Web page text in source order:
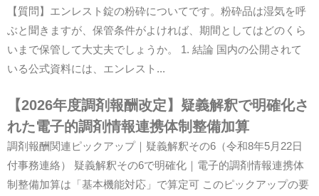
【質問】エンレスト錠の粉砕についてです。粉砕品は湿気を呼
ぶと聞きますが、保管条件がよければ、期間としてはどのくら
いまで保管して大丈夫でしょうか。 1. 結論 国内の公開されて
いる公式資料には、エンレスト...
【2026年度調剤報酬改定】疑義解釈で明確化さ
れた電子的調剤情報連携体制整備加算
調剤報酬関連ピックアップ｜疑義解釈その6（令和8年5月22日
付事務連絡） 疑義解釈その6で明確化｜電子的調剤情報連携体
制整備加算は「基本機能対応」で算定可 このピックアップの要